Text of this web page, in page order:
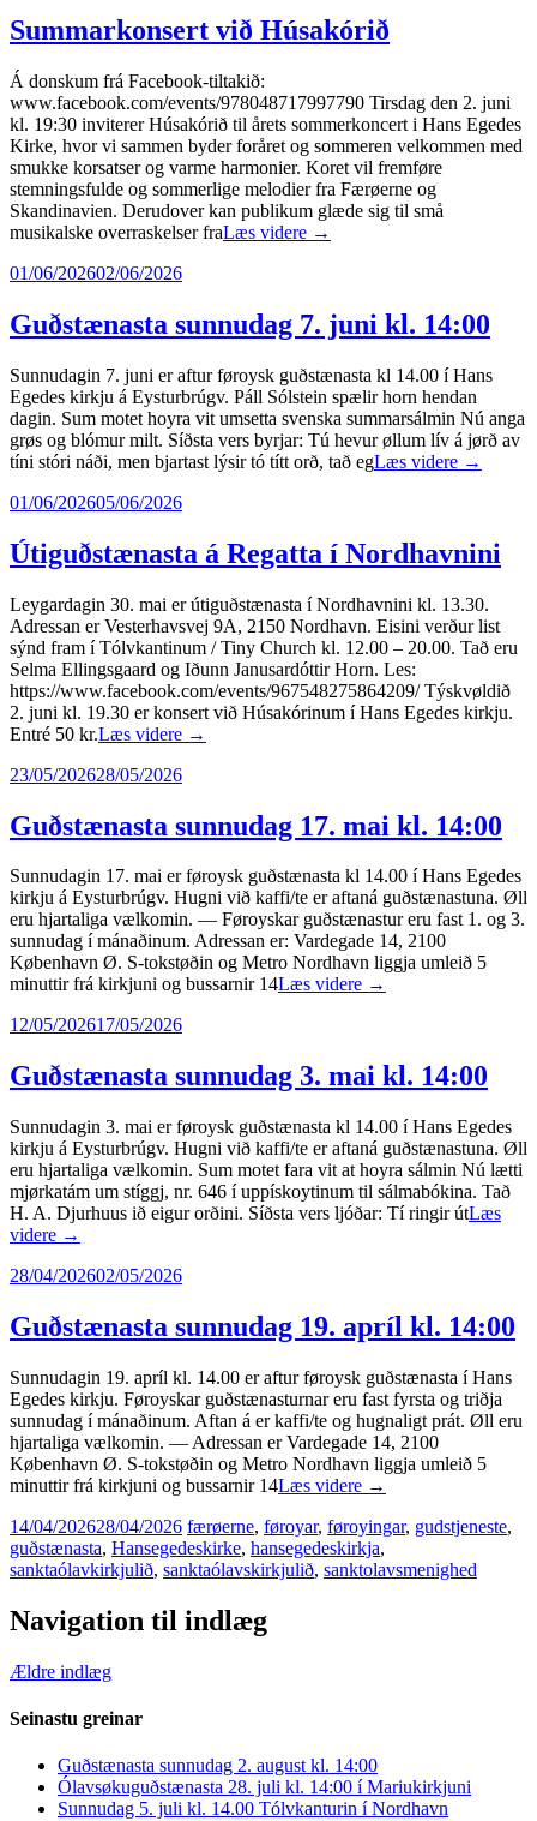
Summarkonsert við Húsakórið
Á donskum frá Facebook-tiltakið:
www.facebook.com/events/978048717997790 Tirsdag den 2. juni
kl. 19:30 inviterer Húsakórið til årets sommerkoncert i Hans Egedes
Kirke, hvor vi sammen byder foråret og sommeren velkommen med
smukke korsatser og varme harmonier. Koret vil fremføre
stemningsfulde og sommerlige melodier fra Færøerne og
Skandinavien. Derudover kan publikum glæde sig til små
musikalske overraskelser fraLæs videre →
01/06/202602/06/2026
Guðstænasta sunnudag 7. juni kl. 14:00
Sunnudagin 7. juni er aftur føroysk guðstænasta kl 14.00 í Hans
Egedes kirkju á Eysturbrúgv. Páll Sólstein spælir horn hendan
dagin. Sum motet hoyra vit umsetta svenska summarsálmin Nú anga
grøs og blómur milt. Síðsta vers byrjar: Tú hevur øllum lív á jørð av
tíni stóri náði, men bjartast lýsir tó títt orð, tað egLæs videre →
01/06/202605/06/2026
Útiguðstænasta á Regatta í Nordhavnini
Leygardagin 30. mai er útiguðstænasta í Nordhavnini kl. 13.30.
Adressan er Vesterhavsvej 9A, 2150 Nordhavn. Eisini verður list
sýnd fram í Tólvkantinum / Tiny Church kl. 12.00 – 20.00. Tað eru
Selma Ellingsgaard og Iðunn Janusardóttir Horn. Les:
https://www.facebook.com/events/967548275864209/ Týskvøldið
2. juni kl. 19.30 er konsert við Húsakórinum í Hans Egedes kirkju.
Entré 50 kr.Læs videre →
23/05/202628/05/2026
Guðstænasta sunnudag 17. mai kl. 14:00
Sunnudagin 17. mai er føroysk guðstænasta kl 14.00 í Hans Egedes
kirkju á Eysturbrúgv. Hugni við kaffi/te er aftaná guðstænastuna. Øll
eru hjartaliga vælkomin. — Føroyskar guðstænastur eru fast 1. og 3.
sunnudag í mánaðinum. Adressan er: Vardegade 14, 2100
København Ø. S-tokstøðin og Metro Nordhavn liggja umleið 5
minuttir frá kirkjuni og bussarnir 14Læs videre →
12/05/202617/05/2026
Guðstænasta sunnudag 3. mai kl. 14:00
Sunnudagin 3. mai er føroysk guðstænasta kl 14.00 í Hans Egedes
kirkju á Eysturbrúgv. Hugni við kaffi/te er aftaná guðstænastuna. Øll
eru hjartaliga vælkomin. Sum motet fara vit at hoyra sálmin Nú lætti
mjørkatám um stíggj, nr. 646 í uppískoytinum til sálmabókina. Tað
H. A. Djurhuus ið eigur orðini. Síðsta vers ljóðar: Tí ringir útLæs
videre →
28/04/202602/05/2026
Guðstænasta sunnudag 19. apríl kl. 14:00
Sunnudagin 19. apríl kl. 14.00 er aftur føroysk guðstænasta í Hans
Egedes kirkju. Føroyskar guðstænasturnar eru fast fyrsta og triðja
sunnudag í mánaðinum. Aftan á er kaffi/te og hugnaligt prát. Øll eru
hjartaliga vælkomin. — Adressan er Vardegade 14, 2100
København Ø. S-tokstøðin og Metro Nordhavn liggja umleið 5
minuttir frá kirkjuni og bussarnir 14Læs videre →
14/04/202628/04/2026 færøerne, føroyar, føroyingar, gudstjeneste,
guðstænasta, Hansegedeskirke, hansegedeskirkja,
sanktaólavkirkjulið, sanktaólavskirkjulið, sanktolavsmenighed
Navigation til indlæg
Ældre indlæg
Seinastu greinar
Guðstænasta sunnudag 2. august kl. 14:00
Ólavsøkuguðstænasta 28. juli kl. 14:00 í Mariukirkjuni
Sunnudag 5. juli kl. 14.00 Tólvkanturin í Nordhavn